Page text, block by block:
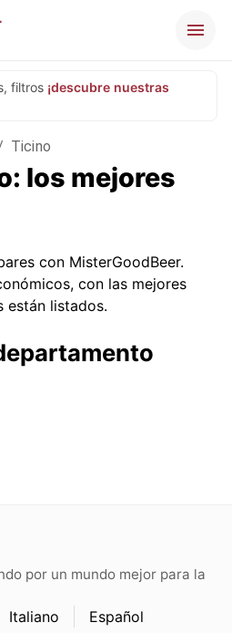
filtros ¡descubre nuestras
Ticino
los mejores
con MisterGoodBeer.
con las mejores
están listados.
por un mundo mejor para la
Italiano Español